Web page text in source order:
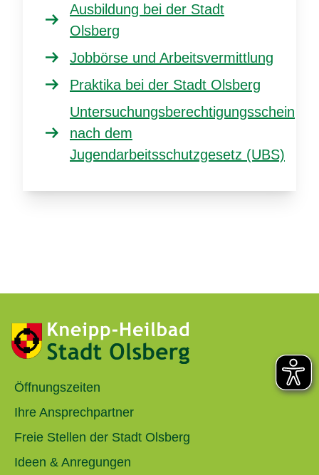
Ausbildung bei der Stadt
Olsberg
Jobbörse und Arbeitsvermittlung
Praktika bei der Stadt Olsberg
Untersuchungsberechtigungsschein
nach dem
Jugendarbeitsschutzgesetz (UBS)
Öffnungszeiten
Ihre Ansprechpartner
Freie Stellen der Stadt Olsberg
Ideen & Anregungen